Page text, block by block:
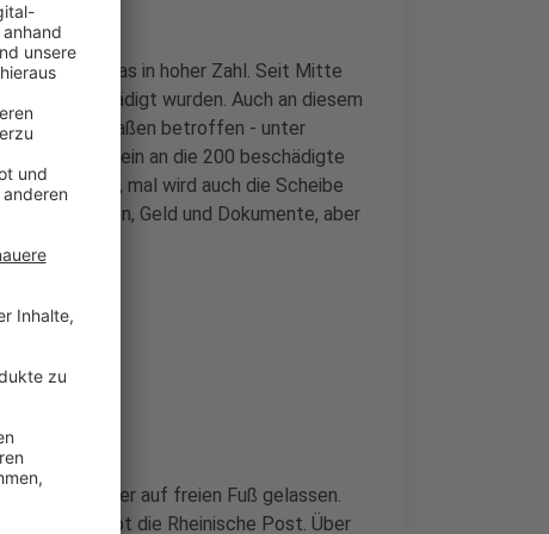
- und das in hoher Zahl. Seit Mitte
die beschädigt wurden. Auch an diesem
wieder Straßen betroffen - unter
kamen allein an die 200 beschädigte
mal wird auch die Scheibe
Bankkarten, Geld und Dokumente, aber
aber wieder auf freien Fuß gelassen.
schreibt die Rheinische Post. Über